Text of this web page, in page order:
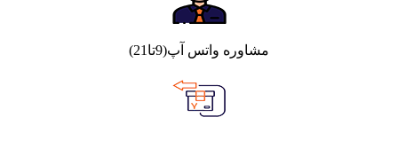
مشاوره واتس آپ(9تا21)